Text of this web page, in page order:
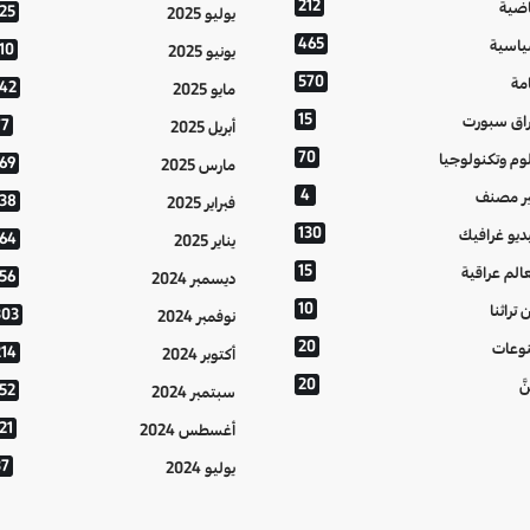
212
465
570
سبورت 15
وتكنولوجيا 70
مصنف 4
غرافيك 130
عراقية 15
تراثنا 10
20
20
يوليو 2025
يونيو 2025
مايو 2025
أبريل 2025
مارس 2025
فبراير 2025
يناير 2025
ديسمبر 2024
نوفمبر 2024
أكتوبر 2024
سبتمبر 2024
أغسطس 2024
يوليو 2024